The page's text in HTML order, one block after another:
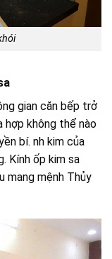
gian căn bếp trở
hợp không thể nào
bí. nh kim của
Kính ốp kim sa
mang mệnh Thủy